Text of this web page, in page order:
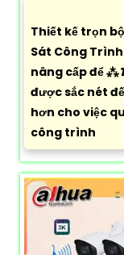
Thiết kế trọn
Sát Công
nâng cấp để ⁂
được sắc nét
hơn cho việc
công trình